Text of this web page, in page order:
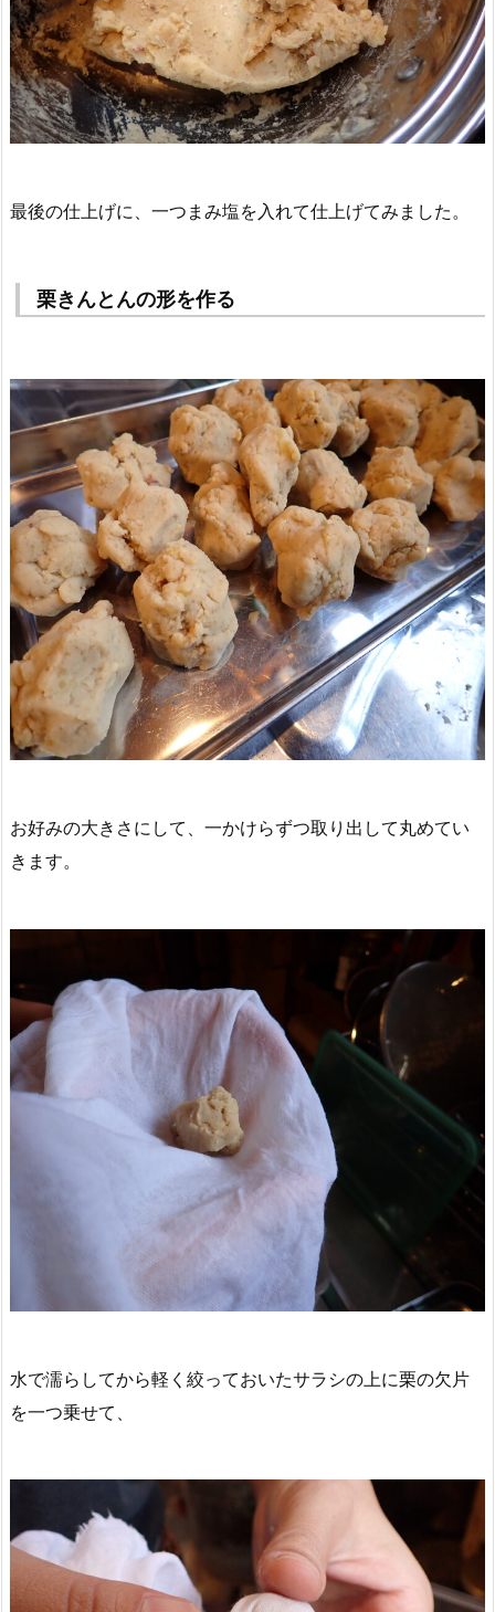
最後の仕上げに、一つまみ塩を入れて仕上げてみました。
栗きんとんの形を作る
お好みの大きさにして、一かけらずつ取り出して丸めてい
きます。
水で濡らしてから軽く絞っておいたサラシの上に栗の欠片
を一つ乗せて、